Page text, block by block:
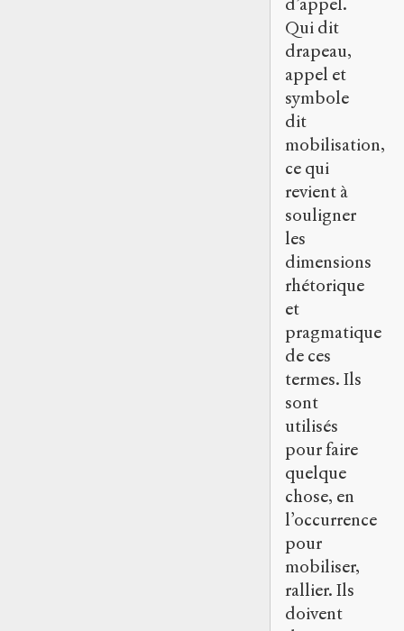
Qui dit
drapeau,
appel et
symbole
dit
mobilisation,
ce qui
revient à
souligner
les
dimensions
rhétorique
et
pragmatique
de ces
termes. Ils
sont
utilisés
pour faire
quelque
chose, en
l’occurrence
pour
mobiliser,
rallier. Ils
doivent